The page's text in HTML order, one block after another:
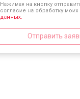
Нажимая на кнопку
согласие на обработку моих
данных.
Отправить